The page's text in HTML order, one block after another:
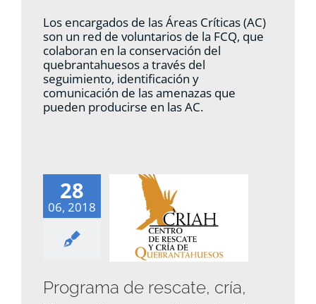
Los encargados de las Áreas Críticas (AC)
son un red de voluntarios de la FCQ, que
colaboran en la conservación del
quebrantahuesos a través del
seguimiento, identificación y
comunicación de las amenazas que
pueden producirse en las AC.
28
06, 2018
Programa de rescate, cría,